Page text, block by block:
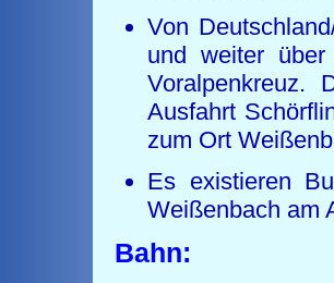
Von
und weiter
Voralpenkreuz.
Ausfahrt
zum Ort
Es existieren
Weißenbach am
Bahn: